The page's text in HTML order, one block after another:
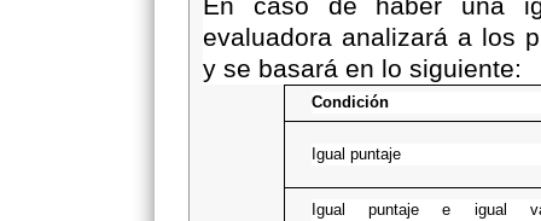
evaluadora analizará a los
y se basará en lo siguiente:
Condición
Igual puntaje
Igual puntaje e igual